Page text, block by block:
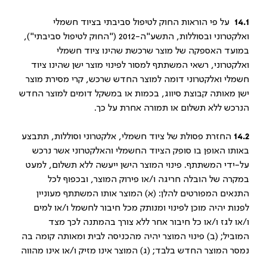
14.1 על פי הוראות החוק לטיפול סביבתי בציוד חשמלי
ואלקטרוני ובסוללות, התשע"ה-2012 ("החוק לטיפול סביבתי"),
במועד האספקה של מוצר שרכשת שהינו ציוד חשמלי
ואלקטרוני, רשאי המשתתף למסור לפינוי מוצר ישן שהינו ציוד
חשמלי ואלקטרוני דומה למוצר החדש שרכש, קרי מסירת מוצר
ישן מאותה קבוצת סיווג, בכמות או במשקל דומים למוצר החדש
הנרכש ללא תשלום או תמורה אחרת על כך.
14.2 החזרת פסולת של ציוד חשמלי, אלקטרוני וסוללות, תתבצע
באותו האופן בו סופק הציוד החשמלי והאלקטרוני אשר נרכש
על-ידי המשתתף. פינוי המוצר הישן ייעשה ללא תשלום, למעט
במקרה של הובלה חריגה ו/או פירוק המוצר, ובכפוף לכל
התנאים המפורטים להלן: (א) המוצר אותו המשתתף מעוניין
לפנות יהיה מוכן לפינוי ומנותק מכל חיבור לחשמל ו/או למים
ו/או לגז ו/או כל חיבור אחר ללא צורך בהמתנה לכך מצד
המוביל; (ב) פינוי המוצר יהיה מהכניסה לבית ומאותה קומה בה
נמסר המוצר החדש בלבד; (ג) המוצר אינו מזיק ו/או אינו מהווה